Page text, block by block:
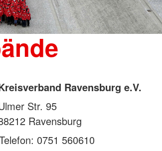
Ravensburg e.V.
Str. 95
Ravensburg
0751 560610